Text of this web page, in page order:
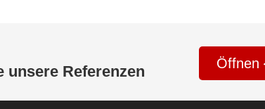
unsere Referenzen Öffnen